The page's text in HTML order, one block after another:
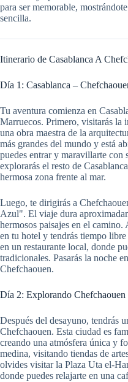
para ser memorable,
sencilla.
Itinerario de Casablanca A
Día 1: Casablanca –
Tu aventura comienza en
Marruecos. Primero, visitarás la
una obra maestra de la
más grandes del mundo y está
puedes entrar y maravillarte con
explorarás el resto de
hermosa zona frente al mar.
Luego, te dirigirás a
Azul". El viaje dura
hermosos paisajes en el
en tu hotel y tendrás tiempo
en un restaurante local, donde
tradicionales. Pasarás la noche
Chefchaouen.
Día 2: Explorando Chefchaouen
Después del desayuno, tendrás
Chefchaouen. Esta ciudad es
creando una atmósfera única y
medina, visitando tiendas de
olvides visitar la Plaza Uta el-
donde puedes relajarte en una